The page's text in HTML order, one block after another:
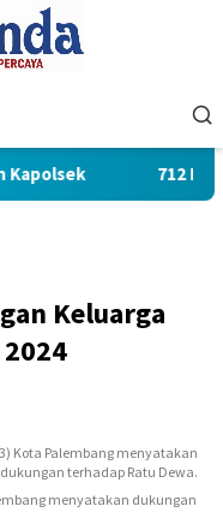
712
Keluarga
Kota Palembang menyatakan
dukungan terhadap Ratu Dewa.
menyatakan dukungan